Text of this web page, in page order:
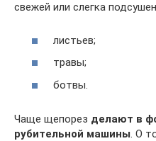
свежей или слегка
листьев;
травы;
ботвы.
Чаще щепорез делают в
рубительной машины . О